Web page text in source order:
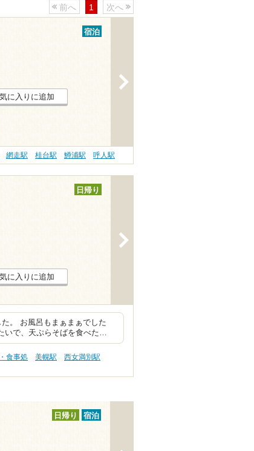
前へ 1 次へ
宿泊
に入りに追加
網走駅 桂台駅 鱒浦駅 呼人駅
日帰り
に入りに追加
。 お風呂もまぁまぁでした
いで、天ぷらそばを食べた…
食事処 美幌駅
西女満別駅
日帰り 宿泊